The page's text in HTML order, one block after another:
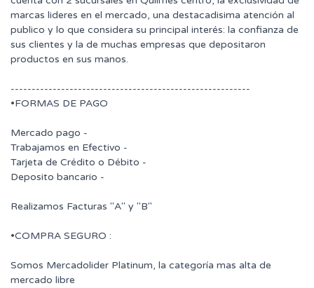
marcas lideres en el mercado, una destacadisima atención al
publico y lo que considera su principal interés: la confianza de
sus clientes y la de muchas empresas que depositaron
productos en sus manos.
---------------------------------------------------------
•FORMAS DE PAGO
Mercado pago -
Trabajamos en Efectivo -
Tarjeta de Crédito o Débito -
Deposito bancario -
Realizamos Facturas "A" y "B"
•COMPRA SEGURO :
Somos Mercadolider Platinum, la categoría mas alta de
mercado libre